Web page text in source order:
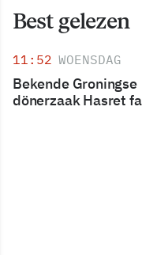
Best gelezen
11:52 WOENSDAG
Bekende Groningse
dönerzaak Hasret